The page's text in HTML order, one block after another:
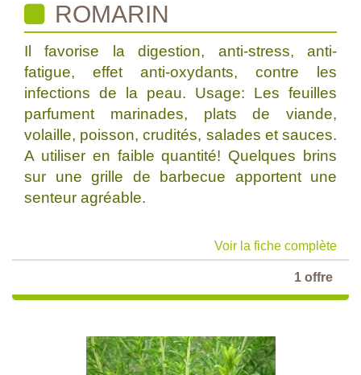
ROMARIN
Il favorise la digestion, anti-stress, anti-
fatigue, effet anti-oxydants, contre les
infections de la peau. Usage: Les feuilles
parfument marinades, plats de viande,
volaille, poisson, crudités, salades et sauces.
A utiliser en faible quantité! Quelques brins
sur une grille de barbecue apportent une
senteur agréable.
Voir la fiche complète
1 offre